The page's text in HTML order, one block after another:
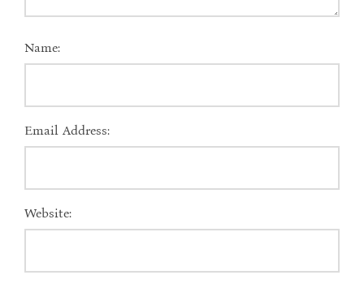
Name:
Email Address:
Website: